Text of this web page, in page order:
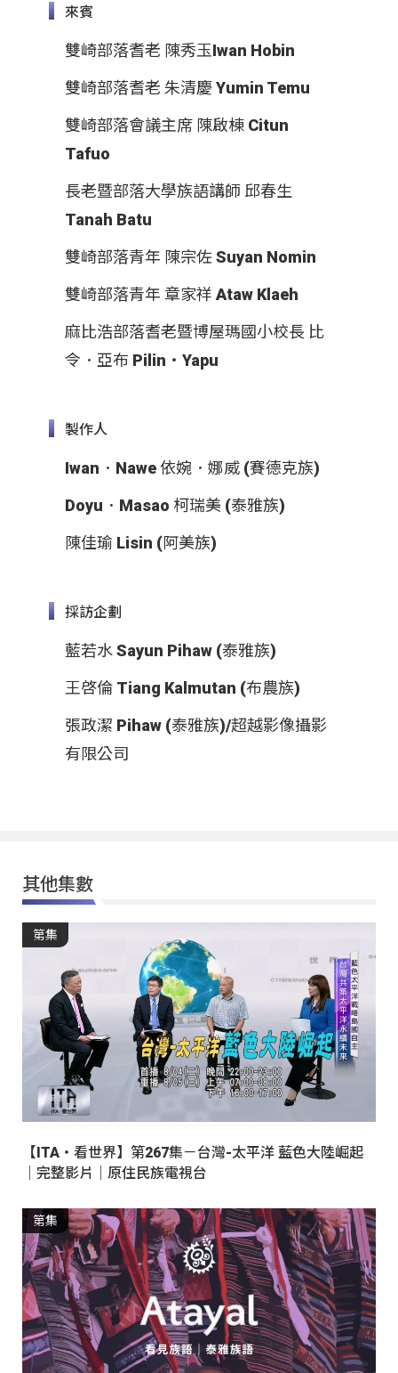
來賓
雙崎部落耆老 陳秀玉Iwan Hobin
雙崎部落耆老 朱清慶 Yumin Temu
雙崎部落會議主席 陳啟棟 Citun
Tafuo
長老暨部落大學族語講師 邱春生
Tanah Batu
雙崎部落青年 陳宗佐 Suyan Nomin
雙崎部落青年 章家祥 Ataw Klaeh
麻比浩部落耆老暨博屋瑪國小校長 比
令．亞布 Pilin‧Yapu
製作人
Iwan．Nawe 依婉．娜威 (賽德克族)
Doyu．Masao 柯瑞美 (泰雅族)
陳佳瑜 Lisin (阿美族)
採訪企劃
藍若水 Sayun Pihaw (泰雅族)
王啓倫 Tiang Kalmutan (布農族)
張政潔 Pihaw (泰雅族)/超越影像攝影
有限公司
其他集數
第集
【ITA・看世界】第267集－台灣-太平洋 藍色大陸崛起
｜完整影片｜原住民族電視台
第集